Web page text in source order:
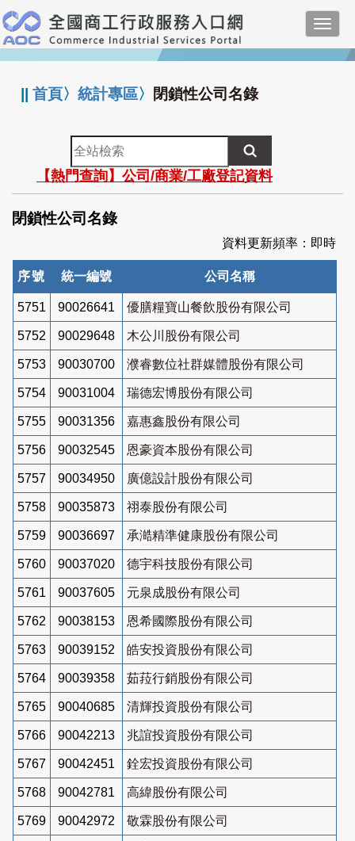
跳
到
主
要
:::
||首頁〉統計專區〉 閉鎖性公司名錄
全
站
檢
索
【熱門查詢】公司/商業/工廠登記資料
閉鎖性公司名錄
資料更新頻率：即時
序號 統一編號 公司名稱
5751 90026641 優膳糧寶山餐飲股份有限公司
5752 90029648 木公川股份有限公司
5753 90030700 濮睿數位社群媒體股份有限公司
5754 90031004 瑞德宏博股份有限公司
5755 90031356 嘉惠鑫股份有限公司
5756 90032545 恩豪資本股份有限公司
5757 90034950 廣億設計股份有限公司
5758 90035873 祤泰股份有限公司
5759 90036697 承澔精準健康股份有限公司
5760 90037020 德宇科技股份有限公司
5761 90037605 元泉成股份有限公司
5762 90038153 恩希國際股份有限公司
5763 90039152 皓安投資股份有限公司
5764 90039358 茹菈行銷股份有限公司
5765 90040685 清輝投資股份有限公司
5766 90042213 兆誼投資股份有限公司
5767 90042451 銓宏投資股份有限公司
5768 90042781 高緯股份有限公司
5769 90042972 敬霖股份有限公司